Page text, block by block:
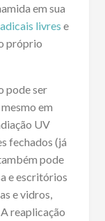
em sua
livres e
próprio
pode ser
em
UV
fechados (já
pode
e escritórios
e vidros,
reaplicação